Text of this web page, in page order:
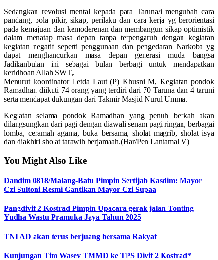
Sedangkan revolusi mental kepada para Taruna/i mengubah cara
pandang, pola pikir, sikap, perilaku dan cara kerja yg berorientasi
pada kemajuan dan kemoderenan dan membangun sikap optimistik
dalam menatap masa depan tanpa terpengaruh dengan kegiatan
kegiatan negatif seperti penggunaan dan pengedaran Narkoba yg
dapat menghancurkan masa depan generasi muda bangsa
Jadikanbulan ini sebagai bulan berbagi untuk mendapatkan
keridhoan Allah SWT,.
Menurut koordinator Letda Laut (P) Khusni M, Kegiatan pondok
Ramadhan diikuti 74 orang yang terdiri dari 70 Taruna dan 4 taruni
serta mendapat dukungan dari Takmir Masjid Nurul Umma.
Kegiatan selama pondok Ramadhan yang penuh berkah akan
dilangsungkan dari pagi dengan diawali senam pagi ringan, berbagai
lomba, ceramah agama, buka bersama, sholat magrib, sholat isya
dan diakhiri sholat tarawih berjamaah.(Har/Pen Lantamal V)
You Might Also Like
Dandim 0818/Malang-Batu Pimpin Sertijab Kasdim: Mayor
Czi Sultoni Resmi Gantikan Mayor Czi Supaa
Pangdivif 2 Kostrad Pimpin Upacara gerak jalan Tonting
Yudha Wastu Pramuka Jaya Tahun 2025
TNI AD akan terus berjuang bersama Rakyat
Kunjungan Tim Wasev TMMD ke TPS Divif 2 Kostrad*